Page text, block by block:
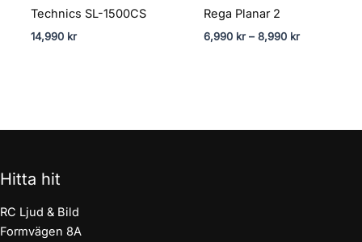
Technics SL-1500CS
14,990 kr
Rega Planar 2
6,990 kr – 8,990 kr
Hitta hit
RC Ljud & Bild
Formvägen 8A